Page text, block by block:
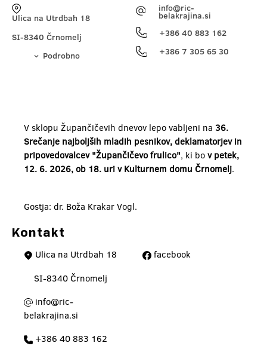
Ulica na Utrdbah 18
SI-8340 Črnomelj
Podrobno
info@ric-
belakrajina.si
+386 40 883 162
+386 7 305 65 30
V sklopu Župančičevih dnevov lepo vabljeni na36.
Srečanje najboljših mladih pesnikov, deklamatorjev in
pripovedovalcev "Župančičevo frulico", ki bov petek,
12. 6. 2026, ob 18. uri v Kulturnem domu Črnomelj.
Gostja: dr. Boža Krakar Vogl.
Kontakt
Ulica na Utrdbah 18
SI-8340 Črnomelj
info@ric-
belakrajina.si
+386 40 883 162
facebook